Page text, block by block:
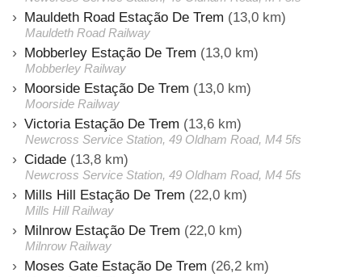
Mauldeth Road Estação De Trem (13,0 km)
Mauldeth Road Railway
Mobberley Estação De Trem (13,0 km)
Mobberley Railway
Moorside Estação De Trem (13,0 km)
Moorside Railway
Victoria Estação De Trem (13,6 km)
Newcross Service Station, 49 Oldham Road, M4 5fs
Cidade (13,8 km)
Newcross Service Station, 49 Oldham Road, M4 5fs
Mills Hill Estação De Trem (22,0 km)
Mills Hill Railway
Milnrow Estação De Trem (22,0 km)
Milnrow Railway
Moses Gate Estação De Trem (26,2 km)